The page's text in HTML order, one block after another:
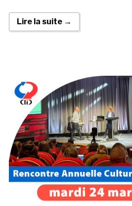
Lire la suite →